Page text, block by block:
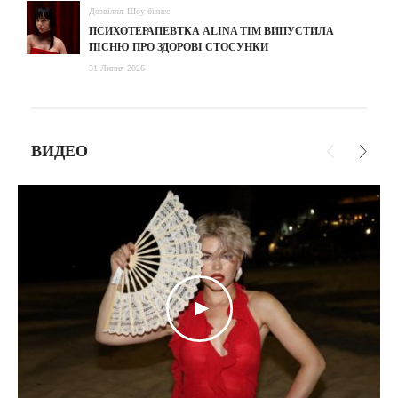
Дозвілля Шоу-бізнес
ПСИХОТЕРАПЕВТКА ALINA TIM ВИПУСТИЛА
ПІСНЮ ПРО ЗДОРОВІ СТОСУНКИ
31 Липня 2026
ВИДЕО